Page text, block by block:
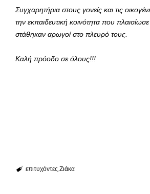
Συγχαρητήρια στους γονείς και τις
την εκπαιδευτική κοινότητα που
στάθηκαν αρωγοί στο πλευρό τους.
Καλή πρόοδο σε όλους!!!
επιτυχόντες Ζιάκα